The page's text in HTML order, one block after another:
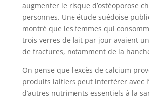
augmenter le risque d’ostéoporose
personnes. Une étude suédoise
montré que les femmes qui
trois verres de lait par jour avaient un
de fractures, notamment de la
On pense que l’excès de calcium
produits laitiers peut interférer avec
d’autres nutriments essentiels à la